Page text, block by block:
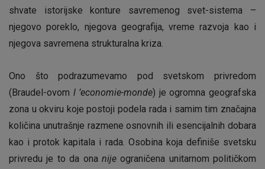
shvate istorijske konture savremenog svet-sistema –
njegovo poreklo, njegova geografija, vreme razvoja kao i
njegova savremena strukturalna kriza.
Ono što podrazumevamo pod svetskom privredom
(Braudel-ovom l ’economie-monde) je ogromna geografska
zona u okviru koje postoji podela rada i samim tim značajna
količina unutrašnje razmene osnovnih ili esencijalnih dobara
kao i protok kapitala i rada. Osobina koja definiše svetsku
privredu je to da ona nijeograničena unitarnom političkom